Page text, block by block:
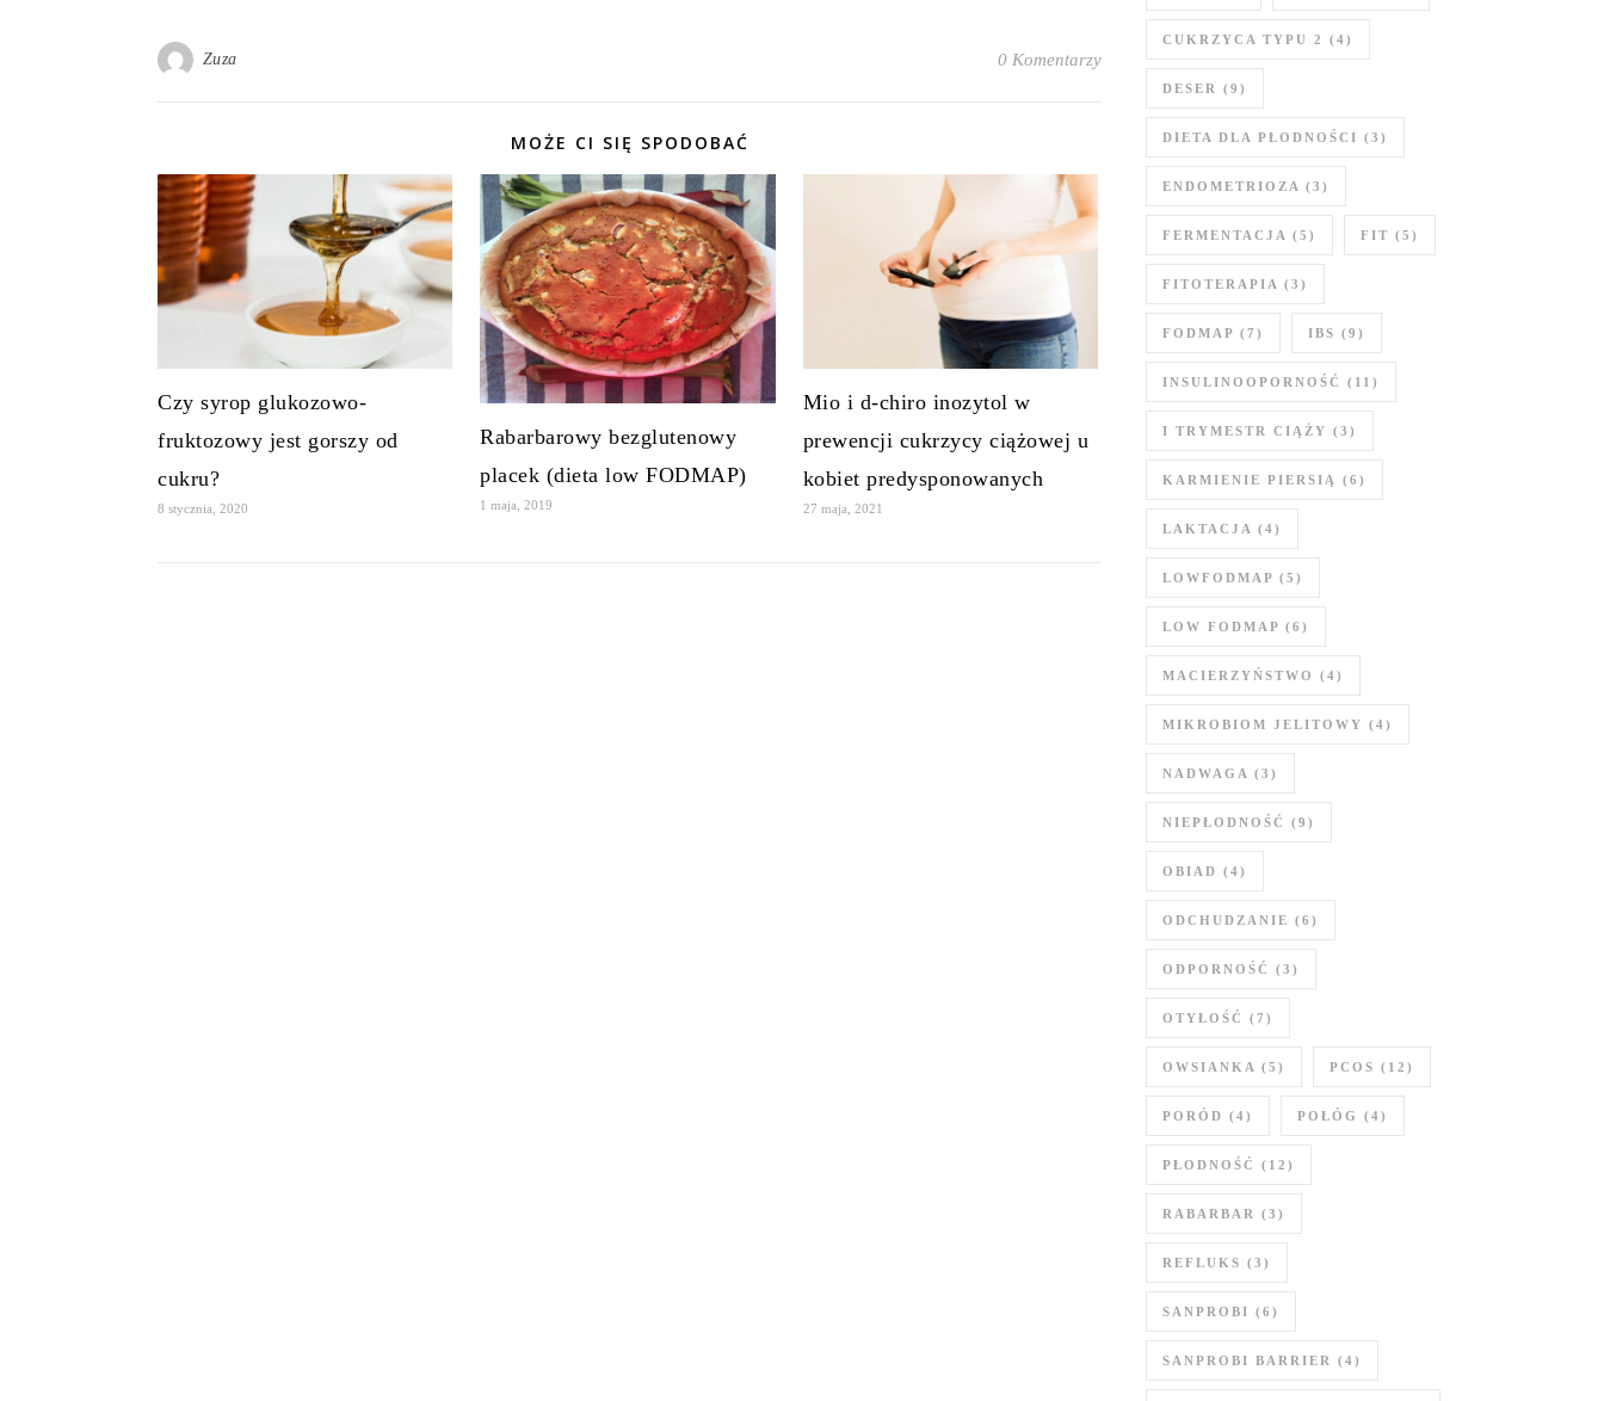
Zuza 0 Komentarzy
MOŻE CI SIĘ SPODOBAĆ
Czy syrop glukozowo-
fruktozowy jest gorszy od
cukru?
8 stycznia, 2020
Rabarbarowy bezglutenowy
placek (dieta low FODMAP)
1 maja, 2019
Mio i d-chiro inozytol w
prewencji cukrzycy ciążowej u
kobiet predysponowanych
27 maja, 2021
CUKRZYCA TYPU 2 (4)
DESER (9)
DIETA DLA PŁODNOŚCI (3)
ENDOMETRIOZA (3)
FERMENTACJA (5) FIT (5)
FITOTERAPIA (3)
FODMAP (7) IBS (9)
INSULINOOPORNOŚĆ (11)
I TRYMESTR CIĄŻY (3)
KARMIENIE PIERSIĄ (6)
LAKTACJA (4)
LOWFODMAP (5)
LOW FODMAP (6)
MACIERZYŃSTWO (4)
MIKROBIOM JELITOWY (4)
NADWAGA (3)
NIEPŁODNOŚĆ (9)
OBIAD (4)
ODCHUDZANIE (6)
ODPORNOŚĆ (3)
OTYŁOŚĆ (7)
OWSIANKA (5) PCOS (12)
PORÓD (4) POŁÓG (4)
PŁODNOŚĆ (12)
RABARBAR (3)
REFLUKS (3)
SANPROBI (6)
SANPROBI BARRIER (4)